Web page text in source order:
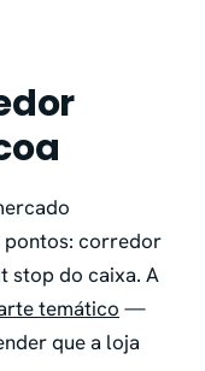
pontos: corredor
stop do caixa. A
temático —
que a loja